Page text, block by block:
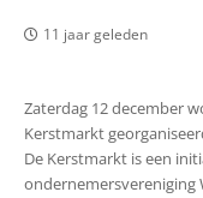
11 jaar geleden
Zaterdag 12 december
Kerstmarkt
De Kerstmarkt is een
ondernemersvereniging